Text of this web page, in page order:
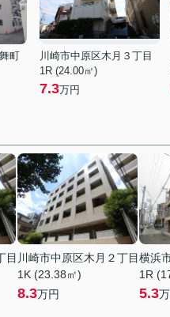
町
川崎市中原区木月３丁目
1R (24.00㎡)
7.3万円
目 川崎市中原区木月２丁目
1K (23.38㎡)
8.3万円
横浜
1R
5.3